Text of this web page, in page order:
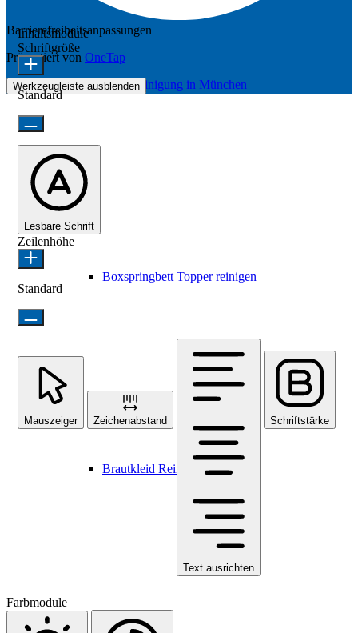
Bettenreinigung in München
Boxspringbett Topper reinigen
Brautkleid Reinigung
Barrierefreiheitsanpassungen
Präsentiert von OneTap
Werkzeugleiste ausblenden
Inhaltsmodule
Schriftgröße
Standard
Lesbare Schrift
Zeilenhöhe
Standard
Mauszeiger Zeichenabstand
Text ausrichten
Schriftstärke
Farbmodule